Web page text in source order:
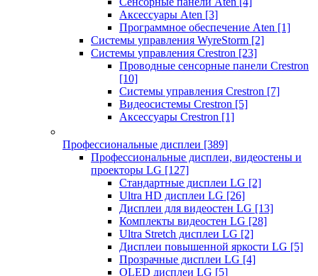
Аксессуары Aten [3]
Программное обеспечение Aten [1]
Системы управления WyreStorm [2]
Системы управления Crestron [23]
Проводные сенсорные панели Crestron
[10]
Системы управления Crestron [7]
Видеосистемы Crestron [5]
Аксессуары Crestron [1]
Профессиональные дисплеи [389]
Профессиональные дисплеи, видеостены и
проекторы LG [127]
Стандартные дисплеи LG [2]
Ultra HD дисплеи LG [26]
Дисплеи для видеостен LG [13]
Комплекты видеостен LG [28]
Ultra Stretch дисплеи LG [2]
Дисплеи повышенной яркости LG [5]
Прозрачные дисплеи LG [4]
OLED дисплеи LG [5]